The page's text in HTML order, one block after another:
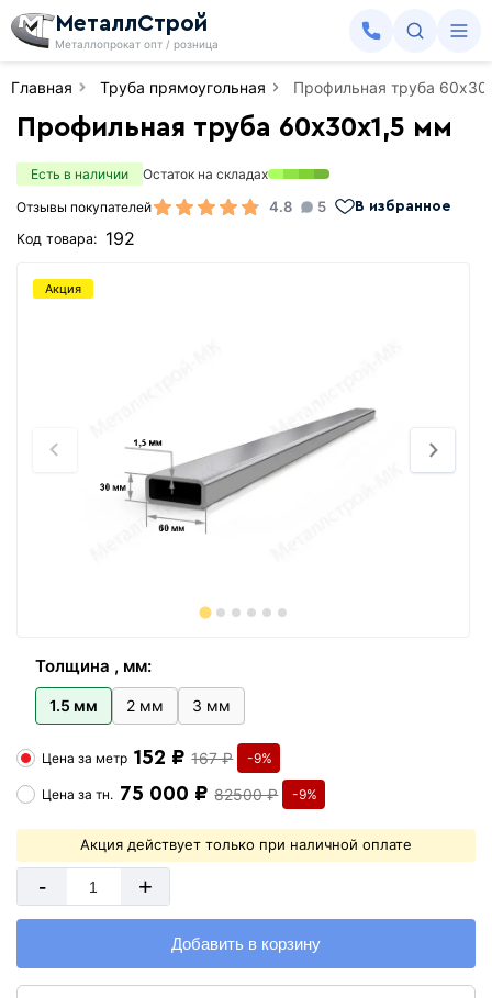
МеталлСтрой
Металлопрокат опт / розница
Главная Труба прямоугольная Профильная труба
Профильная труба 60х30х1,5 мм
Есть в наличии
Остаток на складах
Отзывы покупателей
4.8 5 В избранное
Код товара: 192
Акция
Толщина , мм:
1.5 мм 2 мм 3 мм
Цена за метр 152 ₽ 167 ₽ -9%
Цена затн. 75 000 ₽ 82500 ₽ -9%
Акция действует только при наличной оплате
- +
Добавить в корзину